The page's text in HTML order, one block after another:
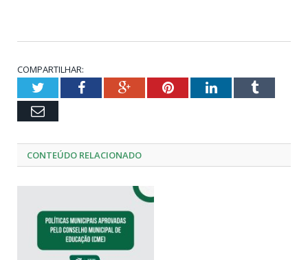
COMPARTILHAR:
TwitterFacebookGoogle+PinterestLinkedInTumblr
Email
CONTEÚDO RELACIONADO